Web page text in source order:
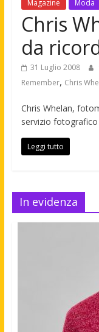
Magazine Moda
Chris
da
31 Luglio 2008
Remember, Chris
Chris Whelan,
servizio fotografico
Leggi tutto
In evidenza